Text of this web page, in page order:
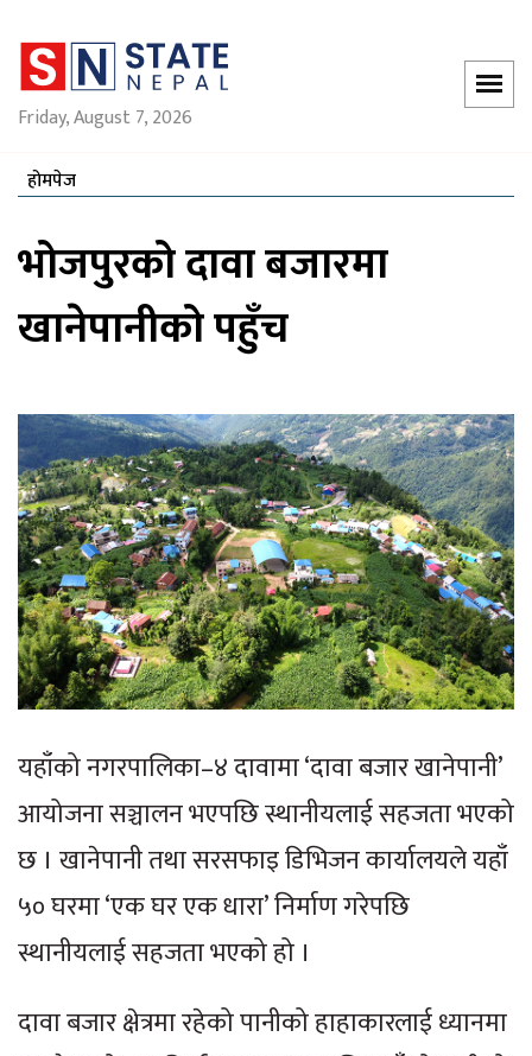
Friday, August 7, 2026
होमपेज
भोजपुरको दावा बजारमा
खानेपानीको पहुँच
यहाँको नगरपालिका–४ दावामा ‘दावा बजार खानेपानी’
आयोजना सञ्चालन भएपछि स्थानीयलाई सहजता भएको
छ । खानेपानी तथा सरसफाइ डिभिजन कार्यालयले यहाँ
५० घरमा ‘एक घर एक धारा’ निर्माण गरेपछि
स्थानीयलाई सहजता भएको हो ।
दावा बजार क्षेत्रमा रहेको पानीको हाहाकारलाई ध्यानमा